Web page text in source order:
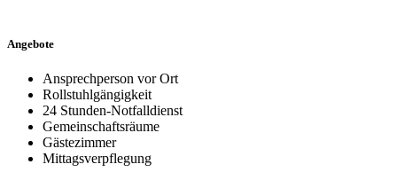
Angebote
Ansprechperson vor Ort
Rollstuhlgängigkeit
24 Stunden-Notfalldienst
Gemeinschaftsräume
Gästezimmer
Mittagsverpflegung